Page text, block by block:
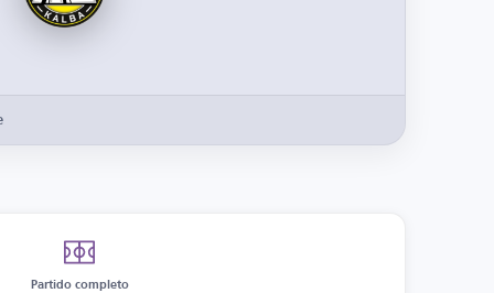
Partido completo